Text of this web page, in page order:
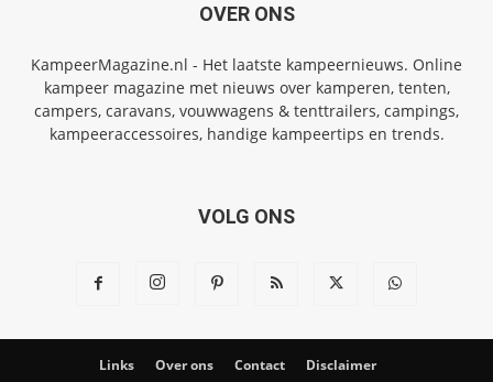
OVER ONS
KampeerMagazine.nl - Het laatste kampeernieuws. Online
kampeer magazine met nieuws over kamperen, tenten,
campers, caravans, vouwwagens & tenttrailers, campings,
kampeeraccessoires, handige kampeertips en trends.
VOLG ONS
Links Over ons Contact
Disclaimer